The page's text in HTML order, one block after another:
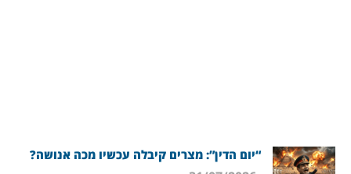
“יום הדין”: מצרים קיבלה עכשיו מכה אנושה?